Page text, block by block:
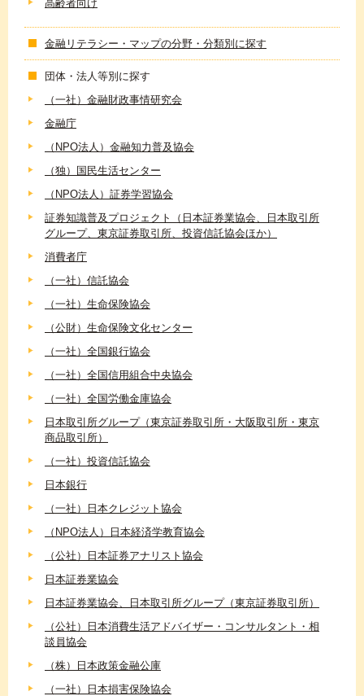
高齢者向け
金融リテラシー・マップの分野・分類別に探す
団体・法人等別に探す
（一社）金融財政事情研究会
金融庁
（NPO法人）金融知力普及協会
（独）国民生活センター
（NPO法人）証券学習協会
証券知識普及プロジェクト（日本証券業協会、日本取引所
グループ、東京証券取引所、投資信託協会ほか）
消費者庁
（一社）信託協会
（一社）生命保険協会
（公財）生命保険文化センター
（一社）全国銀行協会
（一社）全国信用組合中央協会
（一社）全国労働金庫協会
日本取引所グループ（東京証券取引所・大阪取引所・東京
商品取引所）
（一社）投資信託協会
日本銀行
（一社）日本クレジット協会
（NPO法人）日本経済学教育協会
（公社）日本証券アナリスト協会
日本証券業協会
日本証券業協会、日本取引所グループ（東京証券取引所）
（公社）日本消費生活アドバイザー・コンサルタント・相
談員協会
（株）日本政策金融公庫
（一社）日本損害保険協会